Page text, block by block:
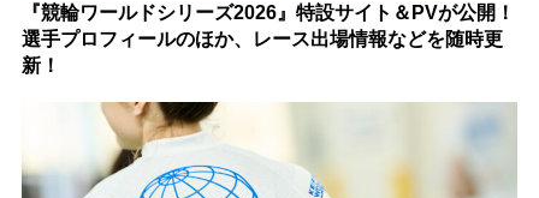
『競輪ワールドシリーズ2026』特設サイト＆PVが公開！
選手プロフィールのほか、レース出場情報などを随時更
新！